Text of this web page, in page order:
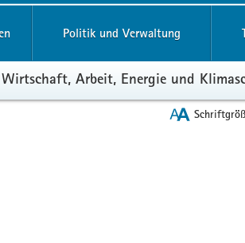
Politik und Verwaltung
Arbeit, Energie und